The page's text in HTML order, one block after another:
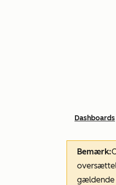
Dashboards
Bemærk:
gældende